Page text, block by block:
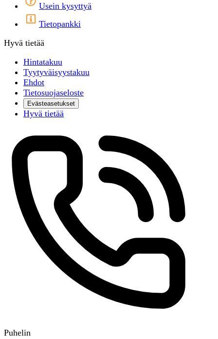
Usein kysyttyä
Tietopankki
Hyvä tietää
Hintatakuu
Tyytyväisyystakuu
Ehdot
Tietosuojaseloste
Evästeasetukset
Hyvä tietää
Puhelin